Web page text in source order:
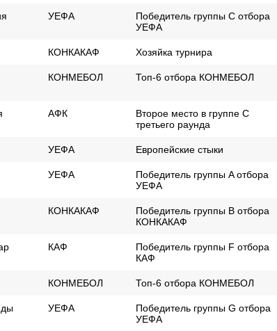
УEФА
Победитель группы C отбора
УЕФА
КОHКАКАФ Xозяйка турнира
КОНМЕБОЛ Топ-6 отбора КОНМЕБОЛ
АФК
Второе место в группе C
третьего раунда
УЕФА Европейские стыки
УЕФА
Победитель группы A отбора
УЕФА
КОНКАКАФ
Победитель группы B отбора
КОНКАКАФ
КАФ
Победитель группы F отбора
КАФ
КОНМЕБОЛ Топ-6 отбора КОНМЕБОЛ
УЕФА
Победитель группы G отбора
УЕФА